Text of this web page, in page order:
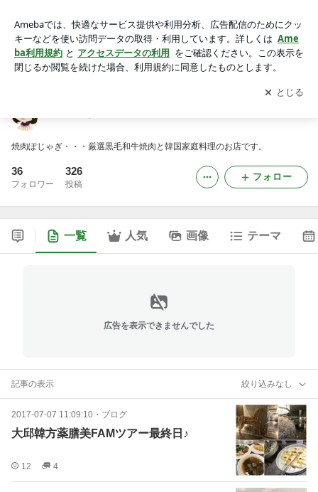
アプリをダウンロードして ブログの更新通知
を受け取りまし
ょう。
開く
焼肉ぽじゃぎ・・・厳選黒毛和牛焼肉と韓国家庭料理のお店です。
36
フォロワー
326
投稿
フォロー
一覧 人気 画像 テーマ
広告を表示できませんでした
記事の表示 絞り込みなし
2017-07-07 11:09:10 ・ ブログ
大邱韓方薬膳美FAMツアー最終日♪
12 4